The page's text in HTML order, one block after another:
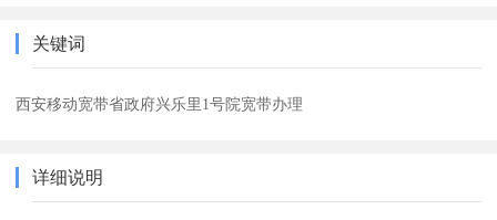
关键词
西安移动宽带省政府兴乐里1号院宽带办理
详细说明